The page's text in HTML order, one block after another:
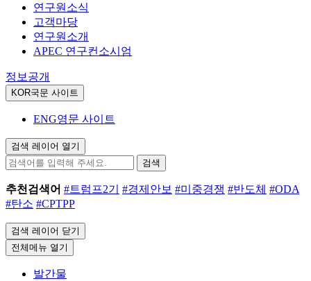
연구원소식
고객마당
연구원소개
APEC 연구컨소시엄
정보공개
KOR국문 사이트
ENG영문 사이트
검색 레이어 열기
검색
추천검색어 #트럼프2기 #경제안보 #미중경쟁 #반도체 #ODA
#탄소 #CPTPP
검색 레이어 닫기
전체메뉴 열기
발간물